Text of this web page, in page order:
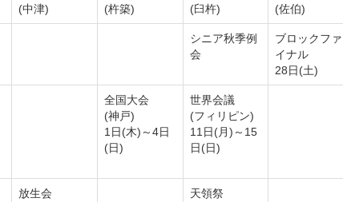
(中津)
(杵築)
(臼杵)
(佐伯)
シニア秋季例
会
ブロックファ
イナル
28日(土)
全国大会
(神戸)
1日(木)～4日
(日)
世界会議
(フィリピン)
11日(月)～15
日(日)
放生会
天領祭